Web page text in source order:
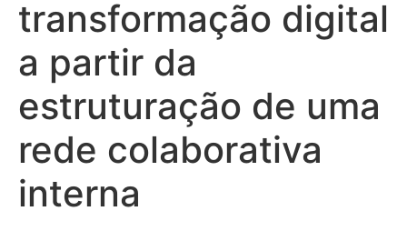
transformação digital
a partir da
estruturação de uma
rede colaborativa
interna